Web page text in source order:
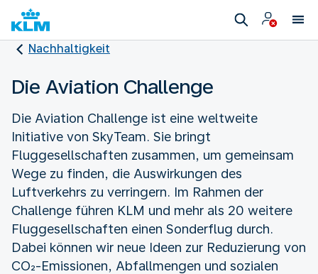
Nachhaltigkeit
Die Aviation Challenge
Die Aviation Challenge ist eine weltweite
Initiative von SkyTeam. Sie bringt
Fluggesellschaften zusammen, um gemeinsam
Wege zu finden, die Auswirkungen des
Luftverkehrs zu verringern. Im Rahmen der
Challenge führen KLM und mehr als 20 weitere
Fluggesellschaften einen Sonderflug durch.
Dabei können wir neue Ideen zur Reduzierung von
CO₂-Emissionen, Abfallmengen und sozialen